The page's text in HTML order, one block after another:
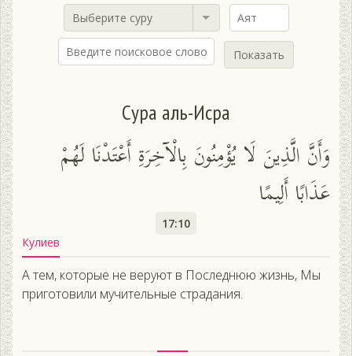
Выберите суру
Показать
Сура аль-Исра
وَأَنَّ الَّذِينَ لَا يُؤْمِنُونَ بِالْآخِرَةِ أَعْتَدْنَا لَهُمْ
عَذَابًا أَلِيمًا
17:10
Кулиев
А тем, которые не веруют в Последнюю жизнь, Мы
приготовили мучительные страдания.